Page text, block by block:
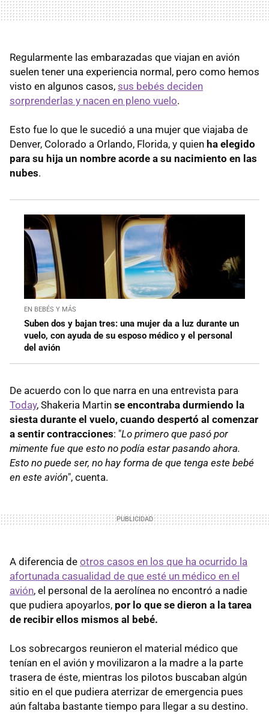
Regularmente las embarazadas que viajan en avión
suelen tener una experiencia normal, pero como hemos
visto en algunos casos, sus bebés deciden
sorprenderlas y nacen en pleno vuelo.
Esto fue lo que le sucedió a una mujer que viajaba de
Denver, Colorado a Orlando, Florida, y quien ha elegido
para su hija un nombre acorde a su nacimiento en las
nubes.
EN BEBÉS Y MÁS
Suben dos y bajan tres: una mujer da a luz durante un
vuelo, con ayuda de su esposo médico y el personal
del avión
De acuerdo con lo que narra en una entrevista para
Today, Shakeria Martin se encontraba durmiendo la
siesta durante el vuelo, cuando despertó al comenzar
a sentir contracciones: "Lo primero que pasó por
mimente fue que esto no podía estar pasando ahora.
Esto no puede ser, no hay forma de que tenga este bebé
en este avión", cuenta.
A diferencia de otros casos en los que ha ocurrido la
afortunada casualidad de que esté un médico en el
avión, el personal de la aerolínea no encontró a nadie
que pudiera apoyarlos, por lo que se dieron a la tarea
de recibir ellos mismos al bebé.
Los sobrecargos reunieron el material médico que
tenían en el avión y movilizaron a la madre a la parte
trasera de éste, mientras los pilotos buscaban algún
sitio en el que pudiera aterrizar de emergencia pues
aún faltaba bastante tiempo para llegar a su destino.